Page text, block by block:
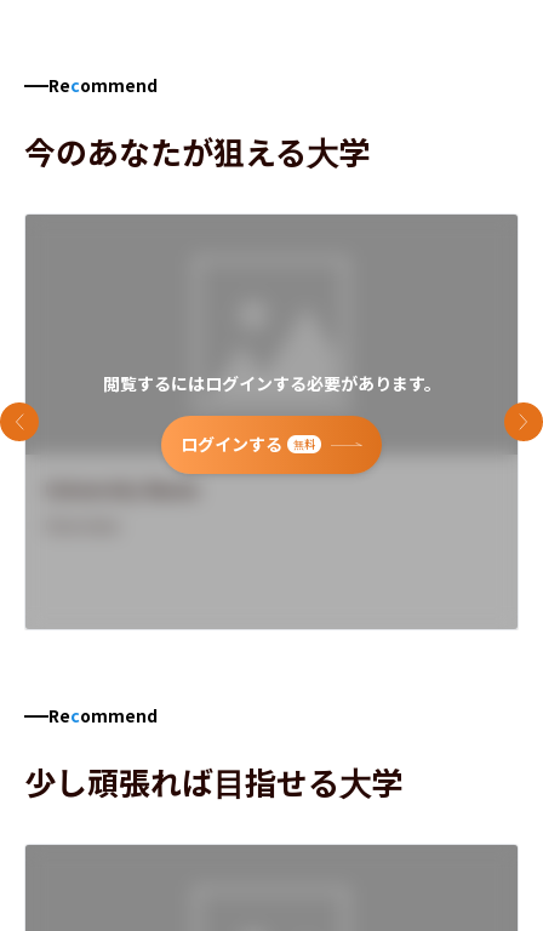
Recommend
今のあなたが狙える大学
閲覧するにはログインする必要があります。
ログインする 無料
前のスライド 次
Recommend
少し頑張れば目指せる大学